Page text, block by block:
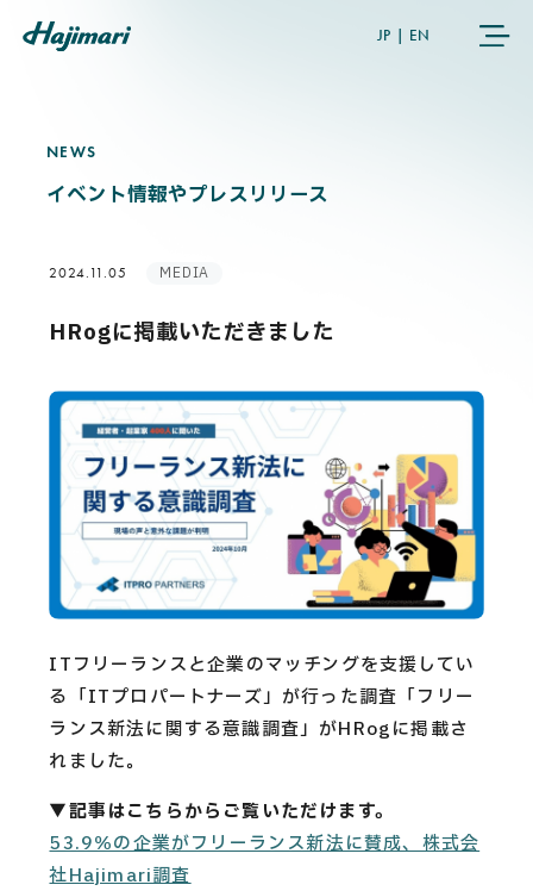
JP EN
COMPANY
NEWS
USER’S VOICE
MEMBERS
CAREERS
CONTACT
Privacy Policy
Security Action
NEWS
NEWS
イベント情報やプレスリリース
2024.11.05 MEDIA
HRogに掲載いただきました
ITフリーランスと企業のマッチングを支援してい
る「ITプロパートナーズ」が行った調査「フリー
ランス新法に関する意識調査」がHRogに掲載さ
れました。
▼記事はこちらからご覧いただけます。
53.9％の企業がフリーランス新法に賛成、株式会
社Hajimari調査